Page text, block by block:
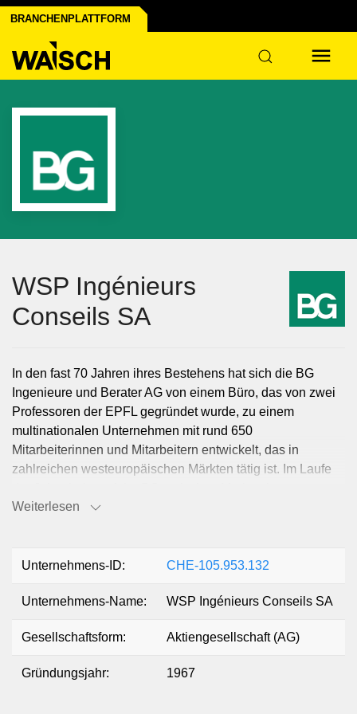
BRANCHENPLATTFORM
WSP Ingénieurs
Conseils SA
In den fast 70 Jahren ihres Bestehens hat sich die BG
Ingenieure und Berater AG von einem Büro, das von zwei
Professoren der EPFL gegründet wurde, zu einem
multinationalen Unternehmen mit rund 650
Mitarbeiterinnen und Mitarbeitern entwickelt, das in
zahlreichen westeuropäischen Märkten tätig ist. Im Laufe
herausgebildet, die zu unserem Markenzeichen geworden
Kundinnen und Kunden.
Unsere Stärke besteht darin, für unsere Kundinnen und
erarbeiten und zu liefern. Auch für alle Mitarbeiterinnen und
Weiterlesen
Unternehmens-ID: CHE-105.953.132
Unternehmens-Name: WSP Ingénieurs Conseils SA
Gesellschaftsform: Aktiengesellschaft (AG)
Gründungsjahr: 1967